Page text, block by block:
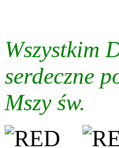
Wszystkim
serdeczne
Mszy św.